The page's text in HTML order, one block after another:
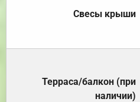
Свесы крыши
Терраса/балкон (при
наличии)